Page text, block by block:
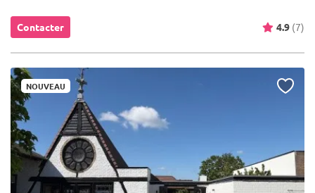
Contacter 4.9 (7)
NOUVEAU